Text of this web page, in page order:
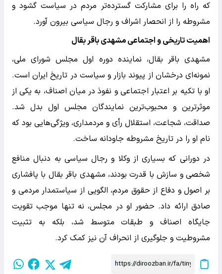
که راه را برای مشارکت گسترده‌تر مردم در سیاست گشود و
مشروطه را از انحصار اشراف و رجال سیاسی بیرون آورد.
اهمیت تاریخی و اجتماعی مشهدی باقر بقال
مشهدی باقر بقال، نماینده دوره اول مجلس شورای ملی،
نمونه‌ای درخشان از پیوند بازار و سیاست در تاریخ ایران است.
او با تکیه بر اعتبار اجتماعی و نفوذ در میان اصناف، به یکی از
موثرترین و محبوب‌ترین نمایندگان مجلس اول بدل شد.
صداقت، شجاعت، استقلال رأی و مردمداری، ویژگی‌هایی بود که
نام او را در تاریخ مشروطه جاودانه ساخت.
در دورانی که بسیاری از وکلا و رجال سیاسی به دنبال منافع
شخصی و سازش با قدرت بودند، مشهدی باقر بقال با پافشاری
بر اصول و دفاع از حقوق مردم، الگویی از سیاستمدار مردمی و
صادق ارائه داد. حضور او در مجلس، نه تنها موجب تقویت
جایگاه اصناف و طبقات متوسط شد، بلکه به تثبیت
مشروطیت و جلوگیری از انحراف آن نیز کمک کرد.